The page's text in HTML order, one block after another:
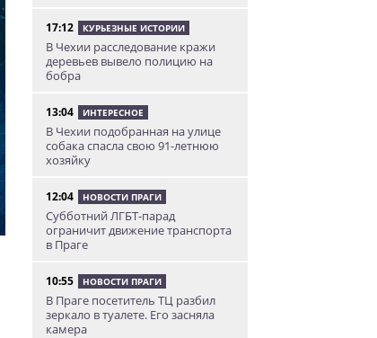
17:12 КУРЬЕЗНЫЕ ИСТОРИИ
В Чехии расследование кражи
деревьев вывело полицию на
бобра
13:04 ИНТЕРЕСНОЕ
В Чехии подобранная на улице
собака спасла свою 91-летнюю
хозяйку
12:04 НОВОСТИ ПРАГИ
Субботний ЛГБТ-парад
ограничит движение транспорта
в Праге
10:55 НОВОСТИ ПРАГИ
В Праге посетитель ТЦ разбил
зеркало в туалете. Его засняла
камера